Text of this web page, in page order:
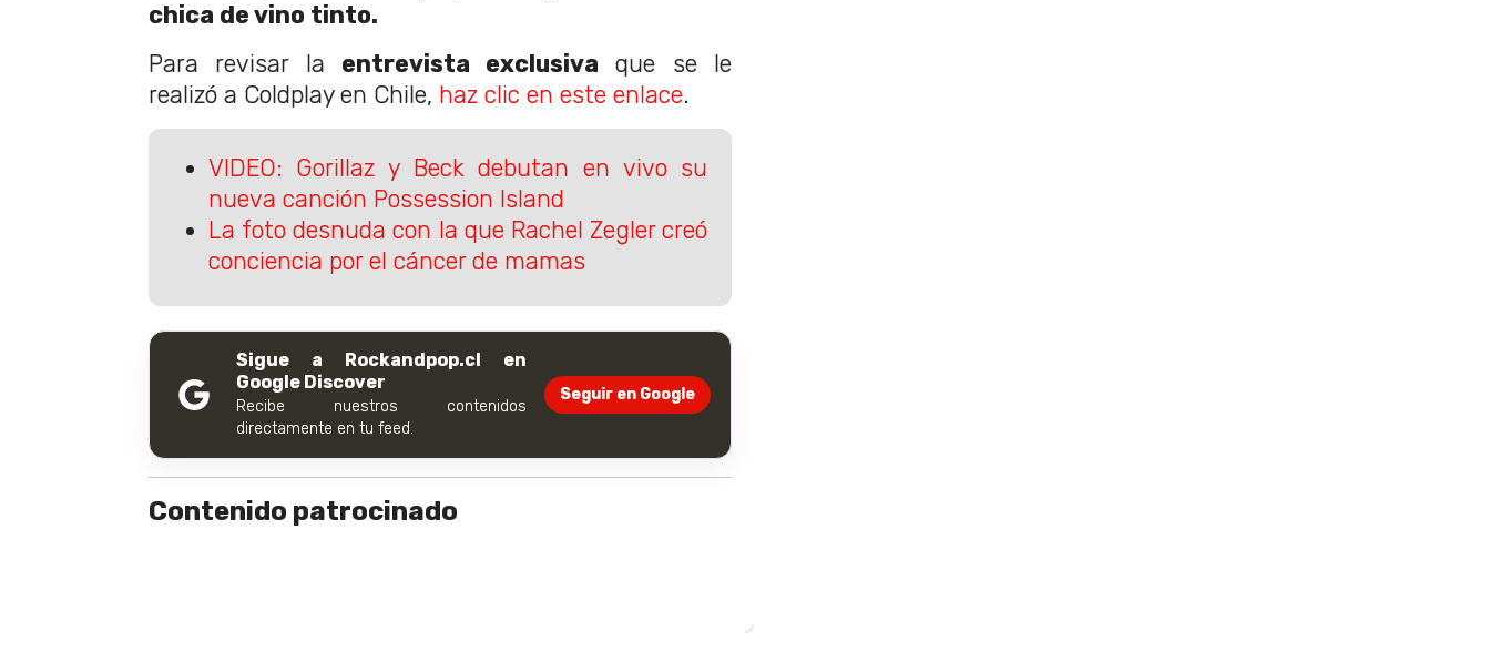
chica de vino tinto.
Para revisar la entrevista exclusiva que se le
realizó a Coldplay en Chile, haz clic en este enlace.
VIDEO: Gorillaz y Beck debutan en vivo su
nueva canción Possession Island
La foto desnuda con la que Rachel Zegler creó
conciencia por el cáncer de mamas
Sigue a Rockandpop.cl en
Google Discover
Recibe nuestros contenidos
directamente en tu feed.
Seguir en Google
Contenido patrocinado